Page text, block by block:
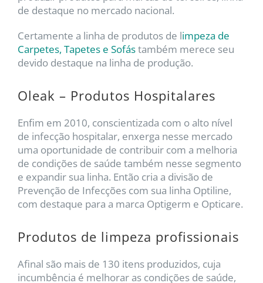
de destaque no mercado nacional.
Certamente a linha de produtos de limpeza de
Carpetes, Tapetes e Sofástambém merece seu
devido destaque na linha de produção.
Oleak – Produtos Hospitalares
Enfim em 2010, conscientizada com o alto nível
de infecção hospitalar, enxerga nesse mercado
uma oportunidade de contribuir com a melhoria
de condições de saúde também nesse segmento
e expandir sua linha. Então cria a divisão de
Prevenção de Infecções com sua linha Optiline,
com destaque para a marca Optigerm e Opticare.
Produtos de limpeza profissionais
Afinal são mais de 130 itens produzidos, cuja
incumbência é melhorar as condições de saúde,